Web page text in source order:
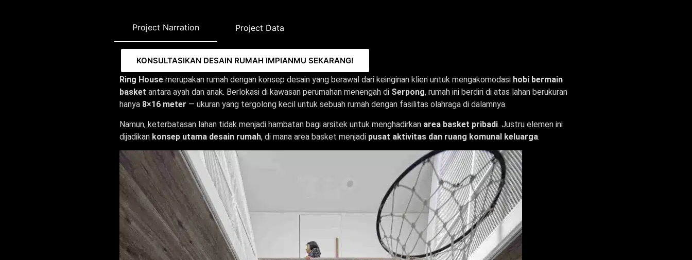
Project Narration Project Data
KONSULTASIKAN DESAIN RUMAH IMPIANMU SEKARANG!
Ring House merupakan rumah dengan konsep desain yang berawal dari keinginan klien untuk mengakomodasi hobi bermain
basket antara ayah dan anak. Berlokasi di kawasan perumahan menengah di Serpong, rumah ini berdiri di atas lahan berukuran
hanya 8×16 meter — ukuran yang tergolong kecil untuk sebuah rumah dengan fasilitas olahraga di dalamnya.
Namun, keterbatasan lahan tidak menjadi hambatan bagi arsitek untuk menghadirkan area basket pribadi. Justru elemen ini
dijadikan konsep utama desain rumah, di mana area basket menjadi pusat aktivitas dan ruang komunal keluarga.